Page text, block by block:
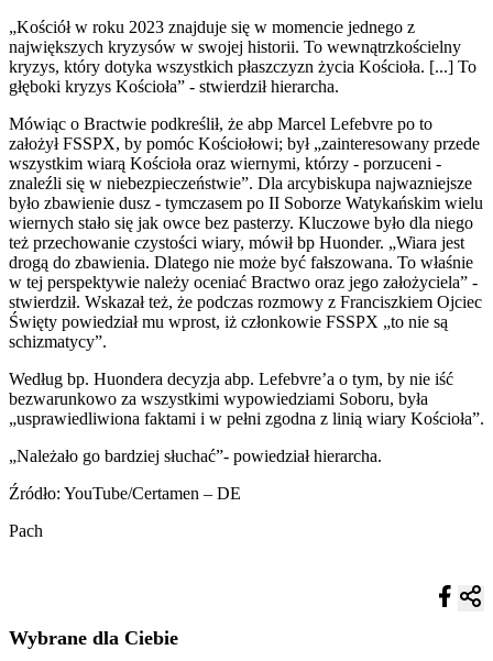
„Kościół w roku 2023 znajduje się w momencie jednego z
największych kryzysów w swojej historii. To wewnątrzkościelny
kryzys, który dotyka wszystkich płaszczyzn życia Kościoła. [...] To
głęboki kryzys Kościoła” - stwierdził hierarcha.
Mówiąc o Bractwie podkreślił, że abp Marcel Lefebvre po to
założył FSSPX, by pomóc Kościołowi; był „zainteresowany przede
wszystkim wiarą Kościoła oraz wiernymi, którzy - porzuceni -
znaleźli się w niebezpieczeństwie”. Dla arcybiskupa najwazniejsze
było zbawienie dusz - tymczasem po II Soborze Watykańskim wielu
wiernych stało się jak owce bez pasterzy. Kluczowe było dla niego
też przechowanie czystości wiary, mówił bp Huonder. „Wiara jest
drogą do zbawienia. Dlatego nie może być fałszowana. To właśnie
w tej perspektywie należy oceniać Bractwo oraz jego założyciela” -
stwierdził. Wskazał też, że podczas rozmowy z Franciszkiem Ojciec
Święty powiedział mu wprost, iż członkowie FSSPX „to nie są
schizmatycy”.
Według bp. Huondera decyzja abp. Lefebvre’a o tym, by nie iść
bezwarunkowo za wszystkimi wypowiedziami Soboru, była
„usprawiedliwiona faktami i w pełni zgodna z linią wiary Kościoła”.
„Należało go bardziej słuchać”- powiedział hierarcha.
Źródło: YouTube/Certamen – DE
Pach
Wybrane dla Ciebie